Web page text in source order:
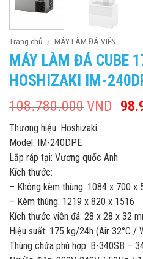
Trang chủ / MÁY LÀM ĐÁ VIÊN
MÁY LÀM ĐÁ CUBE
HOSHIZAKI IM-
108.780.000VND Giá
Thương hiệu: Hoshizaki
Model: IM-240DPE
Lắp ráp tại: Vương quốc Anh
Kích thước:
– Không kèm thùng: 1084 x 700 x
– Kèm thùng: 1219 x 820 x 1516
Kích thước viên đá: 28 x 28 x 32
Hiệu suất: 175 kg/24h (Air 32°C /
Thùng chứa phù hợp: B-340SB –